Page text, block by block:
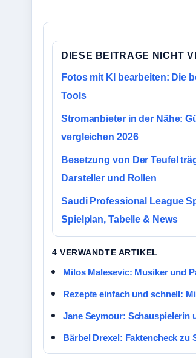
DIESE BEITRAGE NICHT
Fotos mit KI bearbeiten: Die
Tools
Stromanbieter in der Nähe:
vergleichen 2026
Besetzung von Der Teufel
Darsteller und Rollen
Saudi Professional League
Spielplan, Tabelle & News
4 VERWANDTE ARTIKEL
Milos Malesevic: Musiker und
Rezepte einfach und schnell:
Jane Seymour: Schauspielerin
Bärbel Drexel: Faktencheck zu